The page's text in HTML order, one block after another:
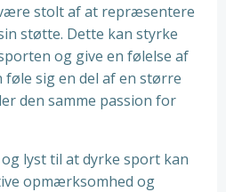
stolt af at repræsentere
støtte. Dette kan styrke
og give en følelse af
sig en del af en større
den samme passion for
lyst til at dyrke sport kan
opmærksomhed og